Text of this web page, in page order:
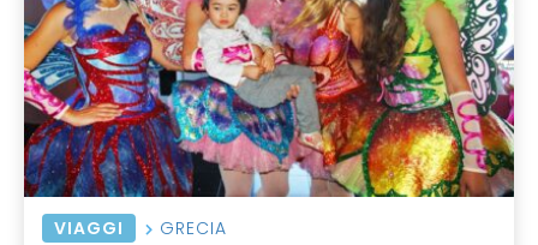
VIAGGI GRECIA